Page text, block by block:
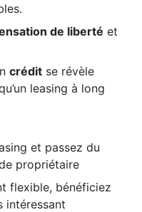
de liberté et
crédit se révèle
leasing à long
et passez du
propriétaire
flexible, bénéficiez
intéressant